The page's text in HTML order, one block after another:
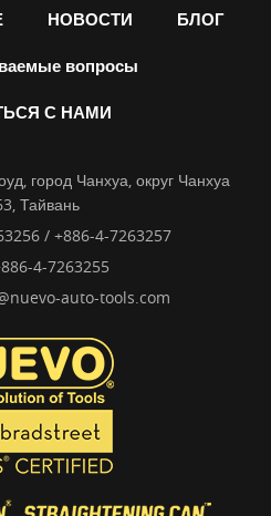
НОВОСТИ БЛОГ
вопросы
С НАМИ
город Чанхуа, округ Чанхуа
Тайвань
/ +886-4-7263257
4-7263255
auto-tools.com